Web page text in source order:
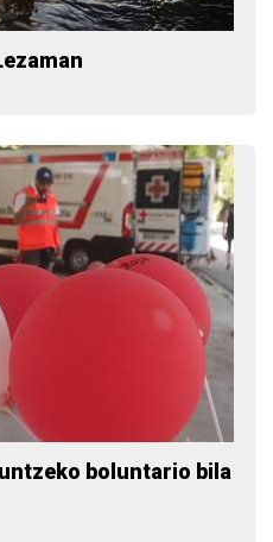
boluntario bila